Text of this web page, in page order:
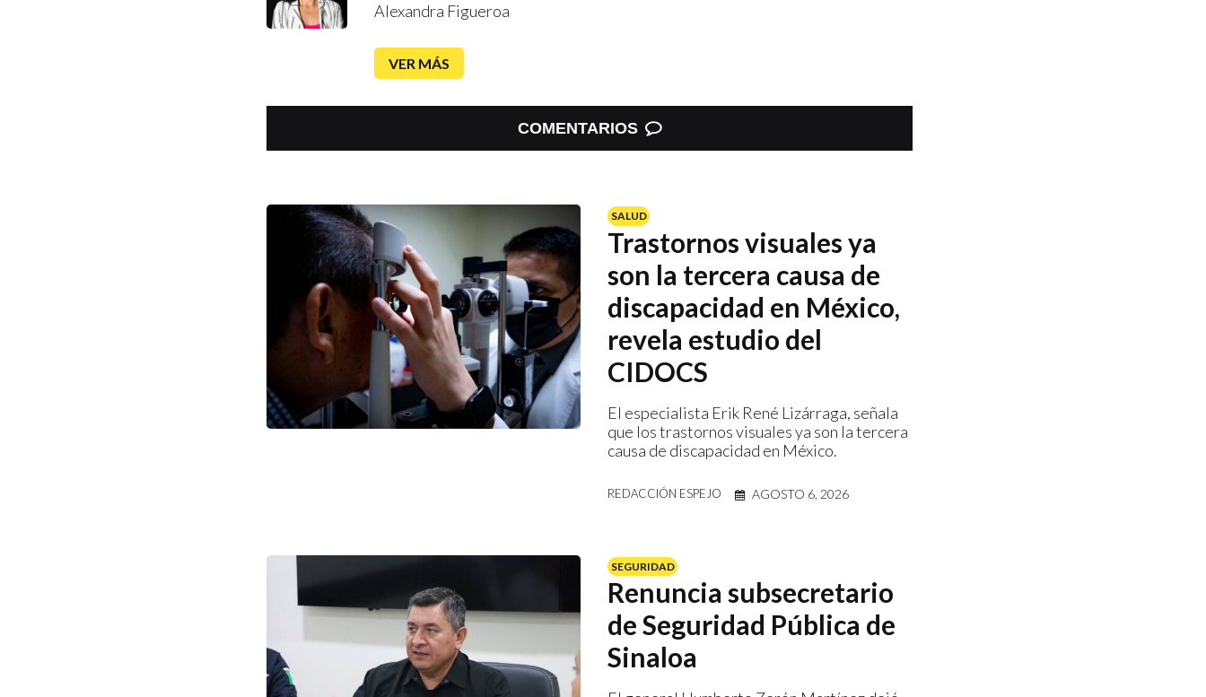
Alexandra Figueroa
VER MÁS
COMENTARIOS
SALUD
Trastornos visuales ya
son la tercera causa de
discapacidad en México,
revela estudio del
CIDOCS
El especialista Erik René Lizárraga, señala
que los trastornos visuales ya son la tercera
causa de discapacidad en México.
REDACCIÓN ESPEJO AGOSTO 6, 2026
SEGURIDAD
Renuncia subsecretario
de Seguridad Pública de
Sinaloa